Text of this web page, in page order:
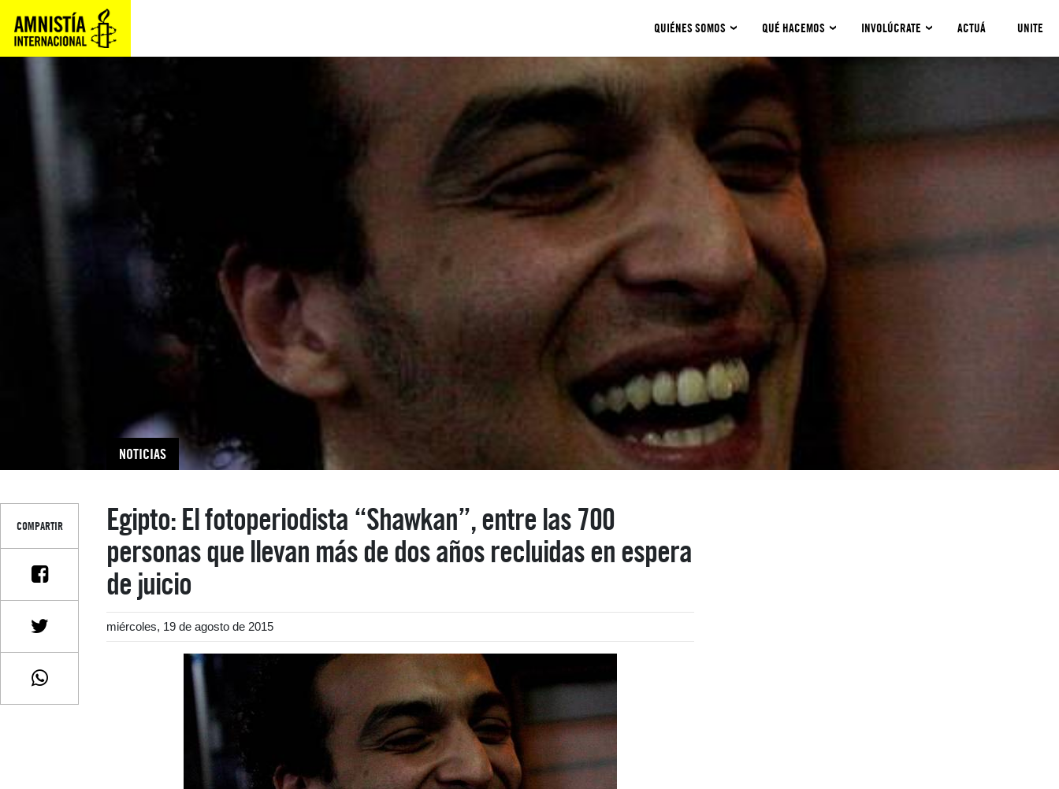
QUIÉNES SOMOS QUÉ HACEMOS INVOLÚCRATE ACTUÁ UNITE
NOTICIAS
Egipto: El fotoperiodista “Shawkan”, entre las 700
personas que llevan más de dos años recluidas en espera
de juicio
miércoles, 19 de agosto de 2015
COMPARTIR